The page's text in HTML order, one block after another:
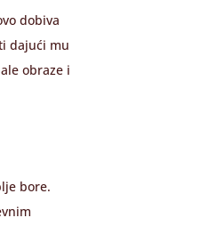
dobiva
dajući mu
obraze i
bore.